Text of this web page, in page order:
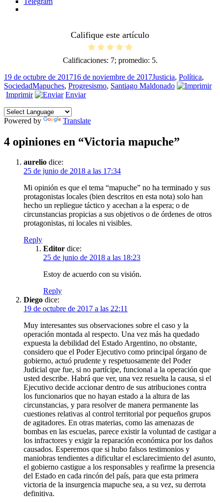
Califique este artículo
Calificaciones: 7; promedio: 5.
Publicado
el
19 de octubre de 201716 de noviembre de 2017Categorías
Justicia, Política,
SociedadEtiquetas
Mapuches, Progresismo, Santiago Maldonado
Imprimir
Enviar
Powered by Translate
4 opiniones en “Victoria mapuche”
aurelio dice:
25 de junio de 2018 a las 17:34
Mi opinión es que el tema “mapuche” no ha terminado y sus
protagonistas locales (bien descritos en esta nota) solo han
hecho un repliegue táctico y acechan a la espera; o de
circunstancias propicias a sus objetivos o de órdenes de otros
protagonistas, ni locales ni visibles.
Reply
Editor dice:
25 de junio de 2018 a las 18:23
Estoy de acuerdo con su visión.
Reply
Diego dice:
19 de octubre de 2017 a las 22:11
Muy interesantes sus observaciones sobre el caso y la
operación montada al respecto. Una vez más ha quedado
expuesta la debilidad del Estado Argentino, no obstante,
considero que el Poder Ejecutivo como principal órgano de
gobierno, actuó prudente y respetuosamente del Poder
Judicial que fue, si no partícipe, funcional a la operación que
usted describe. Habrá que ver, una vez resuelta la causa, si el
Ejecutivo decide accionar dentro de sus atribuciones contra
los funcionarios que no hayan estado a la altura de las
circunstancias, y para resolver de manera permanente las
cuestiones relativas al control territorial por pequeños grupos
de agitadores. En otras materias, como las amenazas de
bombas en las escuelas, parece existir la voluntad de castigar a
los infractores y exigir la reparación económica por los daños
causados. Esperemos que si hubo falsos testimonios y
maniobras tendientes a dificultar el esclarecimiento del asunto,
el gobierno castigue a los responsables y reafirme la presencia
del Estado en cada rincón del país, para que esta primera
victoria de la insurgencia mapuche sea, a su vez, su derrota
definitiva.